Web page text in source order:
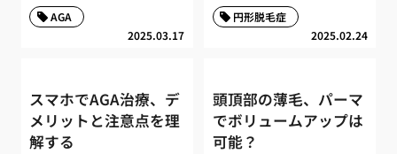
2025.03.17
AGA
2025.02.24
円形脱毛症
スマホでAGA治療、デ
メリットと注意点を理
解する
頭頂部の薄毛、パーマ
でボリュームアップは
可能？